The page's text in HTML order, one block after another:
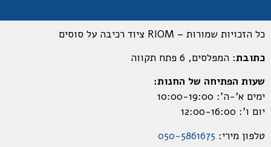
כל הזכויות שמורות – RIOM ציוד רכיבה על סוסים
כתובת: המפלסים, 6 פתח תקווה
שעות הפתיחה של החנות:
ימים א’-ה’: 10:00-19:00
יום ו’: 12:00-16:00
טלפון מירי: 050-5861675